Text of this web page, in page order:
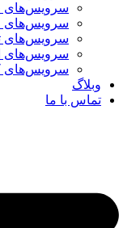
سرویس‌های
سرویس‌های
سرویس‌های
سرویس‌های
سرویس‌های
وبلاگ
تماس با ما